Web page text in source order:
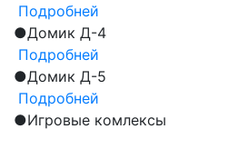
Подробней
●Домик Д-4
Подробней
●Домик Д-5
Подробней
●Игровые комлексы